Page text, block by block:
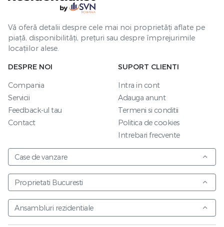
Vă oferă detalii despre cele mai noi proprietăți aflate pe
piață, disponibilități, prețuri sau despre împrejurimile
locațiilor alese.
DESPRE NOI
Compania
Servicii
Feedback-ul tau
Contact
SUPORT CLIENTI
Intra in cont
Adauga anunt
Termeni si conditii
Politica de cookies
Intrebari frecvente
Case de vanzare
Proprietati Bucuresti
Ansambluri rezidentiale